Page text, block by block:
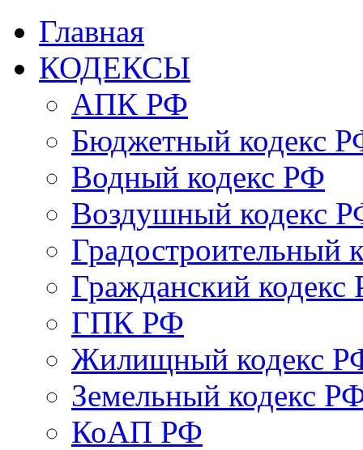
Главная
КОДЕКСЫ
АПК РФ
Бюджетный кодекс
Водный кодекс РФ
Воздушный кодекс
Градостроительный
Гражданский кодекс
ГПК РФ
Жилищный кодекс
Земельный кодекс
КоАП РФ